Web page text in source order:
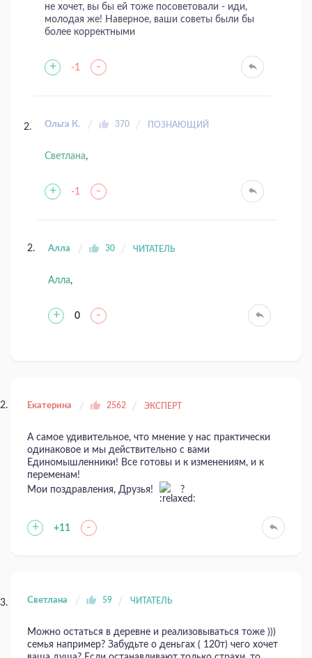
не хочет, вы бы ей тоже посоветовали - иди,
молодая же! Наверное, ваши советы были бы
более корректными
+ -1 -
Ольга К. 370 ПОЗНАЮЩИЙ
Светлана,
+ -1 -
Алла 30 ЧИТАТЕЛЬ
Алла,
+ 0 -
Екатерина 2562 ЭКСПЕРТ
А самое удивительное, что мнение у нас практически
одинаковое и мы действительно с вами
Единомышленники! Все готовы и к изменениям, и к
переменам!
Мои поздравления, Друзья!
?
+ +11 -
Светлана 59 ЧИТАТЕЛЬ
Можно остаться в деревне и реализовываться тоже )))
семья например? Забудьте о деньгах ( 120т) чего хочет